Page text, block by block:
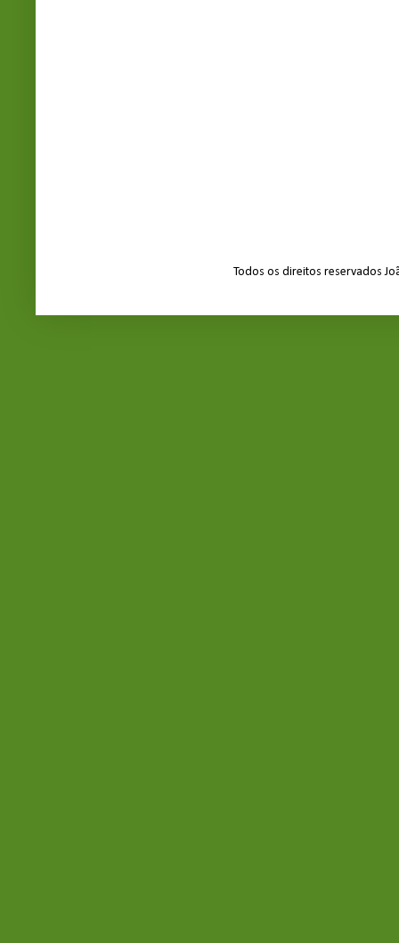
Todos os direitos reservados